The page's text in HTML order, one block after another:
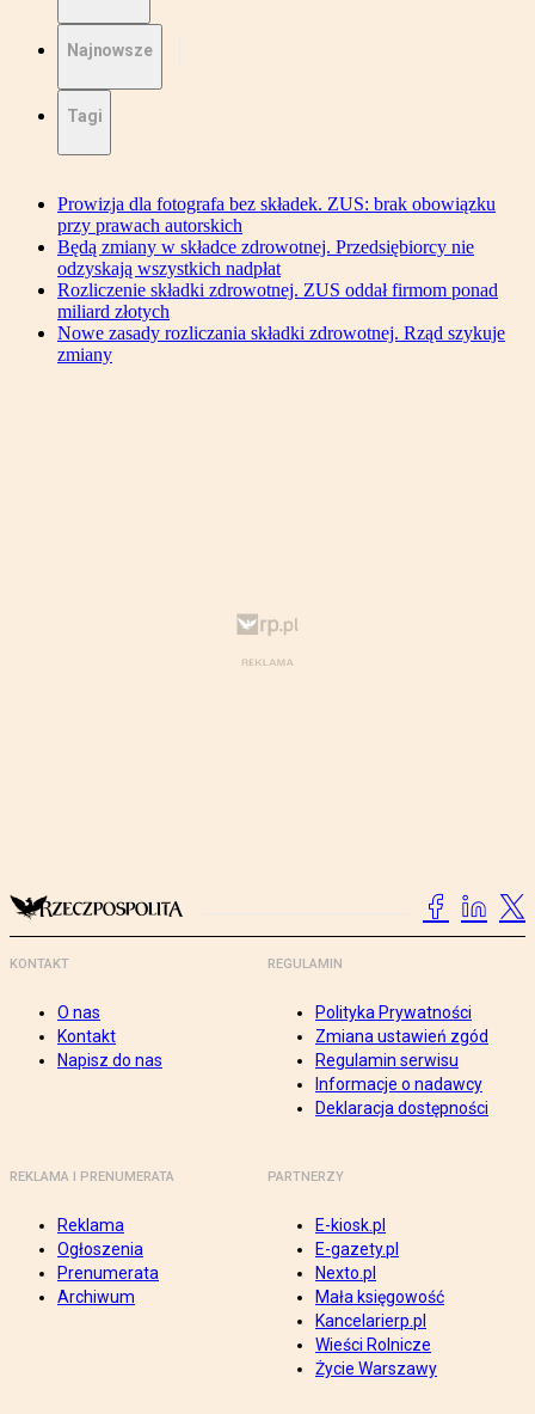
Najnowsze
Tagi
Prowizja dla fotografa bez składek. ZUS: brak obowiązku
przy prawach autorskich
Będą zmiany w składce zdrowotnej. Przedsiębiorcy nie
odzyskają wszystkich nadpłat
Rozliczenie składki zdrowotnej. ZUS oddał firmom ponad
miliard złotych
Nowe zasady rozliczania składki zdrowotnej. Rząd szykuje
zmiany
KONTAKT
O nas
Kontakt
Napisz do nas
REGULAMIN
Polityka Prywatności
Zmiana ustawień zgód
Regulamin serwisu
Informacje o nadawcy
Deklaracja dostępności
REKLAMA I PRENUMERATA
Reklama
Ogłoszenia
Prenumerata
Archiwum
PARTNERZY
E-kiosk.pl
E-gazety.pl
Nexto.pl
Mała księgowość
Kancelarierp.pl
Wieści Rolnicze
Życie Warszawy